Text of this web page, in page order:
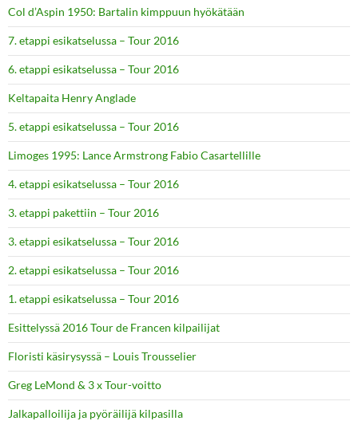
Col d’Aspin 1950: Bartalin kimppuun hyökätään
7. etappi esikatselussa – Tour 2016
6. etappi esikatselussa – Tour 2016
Keltapaita Henry Anglade
5. etappi esikatselussa – Tour 2016
Limoges 1995: Lance Armstrong Fabio Casartellille
4. etappi esikatselussa – Tour 2016
3. etappi pakettiin – Tour 2016
3. etappi esikatselussa – Tour 2016
2. etappi esikatselussa – Tour 2016
1. etappi esikatselussa – Tour 2016
Esittelyssä 2016 Tour de Francen kilpailijat
Floristi käsirysyssä – Louis Trousselier
Greg LeMond & 3 x Tour-voitto
Jalkapalloilija ja pyöräilijä kilpasilla